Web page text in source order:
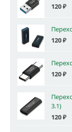
120₽
120₽
120₽
3.1)
120₽